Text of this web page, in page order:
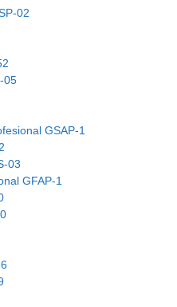
02
05
GSAP-1
03
GFAP-1